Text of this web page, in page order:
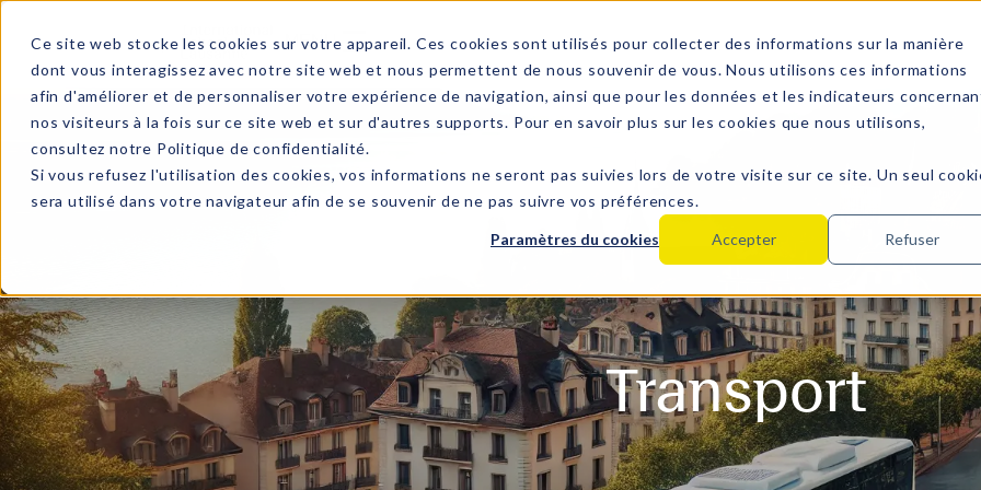
Ce site web stocke les cookies sur votre appareil. Ces cookies sont utilisés pour collecter des informations sur la manière
dont vous interagissez avec notre site web et nous permettent de nous souvenir de vous. Nous utilisons ces informations
afin d'améliorer et de personnaliser votre expérience de navigation, ainsi que pour les données et les indicateurs
nos visiteurs à la fois sur ce site web et sur d'autres supports. Pour en savoir plus sur les cookies que nous utilisons,
consultez notre Politique de confidentialité.
Si vous refusez l'utilisation des cookies, vos informations ne seront pas suivies lors de votre visite sur ce site. Un seul
sera utilisé dans votre navigateur afin de se souvenir de ne pas suivre vos préférences.
Paramètres du cookies Accepter Refuser
MENU
Transport